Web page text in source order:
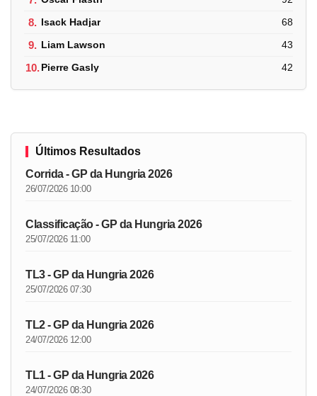
8. Isack Hadjar 68
9. Liam Lawson 43
10.Pierre Gasly 42
Últimos Resultados
Corrida - GP da Hungria 2026
26/07/2026 10:00
Classificação - GP da Hungria 2026
25/07/2026 11:00
TL3 - GP da Hungria 2026
25/07/2026 07:30
TL2 - GP da Hungria 2026
24/07/2026 12:00
TL1 - GP da Hungria 2026
24/07/2026 08:30